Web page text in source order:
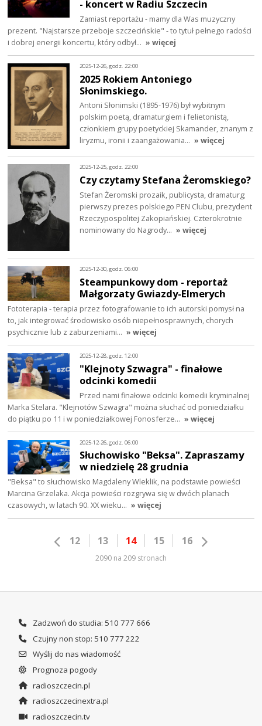
- koncert w Radiu Szczecin
Zamiast reportażu - mamy dla Was muzyczny
prezent. "Najstarsze przeboje szczecińskie" - to tytuł pełnego radości
i dobrej energii koncertu, który odbył… » więcej
2025-12-26, godz. 22:00
2025 Rokiem Antoniego
Słonimskiego.
Antoni Słonimski (1895-1976) był wybitnym
polskim poetą, dramaturgiem i felietonistą,
członkiem grupy poetyckiej Skamander, znanym z
liryzmu, ironii i zaangażowania… » więcej
2025-12-25, godz. 22:00
Czy czytamy Stefana Żeromskiego?
Stefan Żeromski prozaik, publicysta, dramaturg;
pierwszy prezes polskiego PEN Clubu, prezydent
Rzeczypospolitej Zakopiańskiej. Czterokrotnie
nominowany do Nagrody… » więcej
2025-12-30, godz. 06:00
Steampunkowy dom - reportaż
Małgorzaty Gwiazdy-Elmerych
Fototerapia - terapia przez fotografowanie to ich autorski pomysł na
to, jak integrować środowisko osób niepełnosprawnych, chorych
psychicznie lub z zaburzeniami… » więcej
2025-12-28, godz. 12:00
"Klejnoty Szwagra" - finałowe
odcinki komedii
Przed nami finałowe odcinki komedii kryminalnej
Marka Stelara. "Klejnotów Szwagra" można słuchać od poniedziałku
do piątku po 11 i w poniedziałkowej Fonosferze… » więcej
2025-12-26, godz. 06:00
Słuchowisko "Beksa". Zapraszamy
w niedzielę 28 grudnia
"Beksa" to słuchowisko Magdaleny Wleklik, na podstawie powieści
Marcina Grzelaka. Akcja powieści rozgrywa się w dwóch planach
czasowych, w latach 90. XX wieku… » więcej
12 13 14 15 16
2090 na 209 stronach
Zadzwoń do studia: 510 777 666
Czujny non stop: 510 777 222
Wyślij do nas wiadomość
Prognoza pogody
radioszczecin.pl
radioszczecinextra.pl
radioszczecin.tv